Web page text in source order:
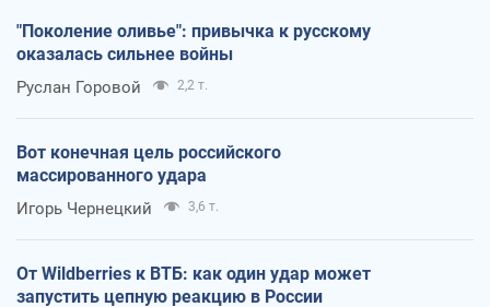
"Поколение оливье": привычка к русскому
оказалась сильнее войны
Руслан Горовой 2,2 т.
Вот конечная цель российского
массированного удара
Игорь Чернецкий 3,6 т.
От Wildberries к ВТБ: как один удар может
запустить цепную реакцию в России